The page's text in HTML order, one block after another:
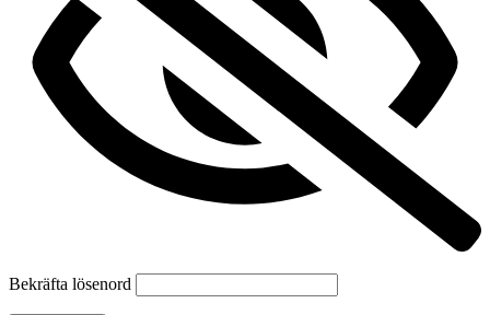
Bekräfta lösenord